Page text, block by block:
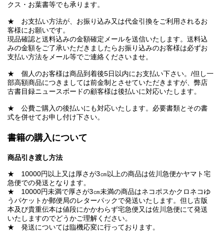
クス・お葉書等でも承ります。
★ お支払い方法が、お振り込み又は代金引換をご利用されるお
客様にお願いです。
現品確認と送料込みの金額確定メールを送信いたします。送料込
みの金額をご了承いただきましたらお振り込みのお客様は必ずお
支払い方法をメール等でご連絡くださいませ。
★ 個人のお客様は商品到着後5日以内にお支払い下さい。/但し一
部高額商品につきましては前金制とさせていただきますが、弊店
古書目録ニュースボードの顧客様は後払いに対応いたします。
★ 公費ご購入の後払いにも対応いたします。必要書類とその書
式を併せてお申し付け下さい。
書籍の購入について
商品引き渡し方法
★ 10000円以上又は厚さが3㎝以上の商品は佐川急便かヤマト宅
急便での発送となります。
★ 10000円未満で厚さが3㎝未満の商品はネコポスかクロネコゆ
うパケットか郵便局のレターパックで発送いたします。但し古版
本及び貴重伝本は値段にかかわらず宅急便又は佐川急便にて発送
いたしますのでどうかご理解ください。
★ 発送については臨機応変に行っております。